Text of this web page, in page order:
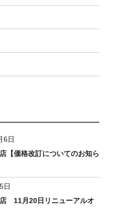
6日
【価格改訂についてのお知ら
日
11月20日リニューアルオ